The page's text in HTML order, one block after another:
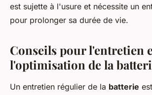
Lucas•20 mars 2024 •3 min de lecture
est sujette à l'usure et nécessite un
pour prolonger sa durée de vie.
Conseils pour l'entretien
l'optimisation de la
Un entretien régulier de la batterie